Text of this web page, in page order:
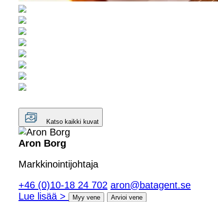
Katso kaikki kuvat
Aron Borg
Markkinointijohtaja
+46 (0)10-18 24 702 aron@batagent.se
Lue lisää >
Myy vene Arvioi vene